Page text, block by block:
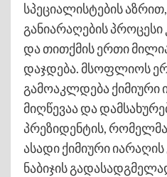
სპეციალისტების
განიარაღების პროცესი
და თითქმის ერთი
დაჯდება. მსოფლიოს
გამოაკლდება ქიმიური
მიღწევაა და
პრეზიდენტის,
ასადი ქიმიური
ნაბიჯის